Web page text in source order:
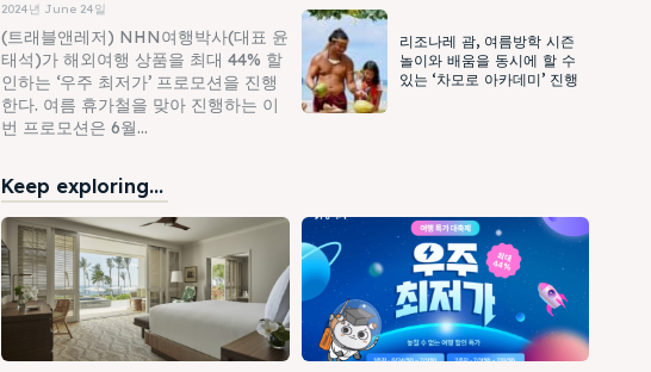
2024년 June 24일
(트래블앤레저) NHN여행박사(대표 윤
태석)가 해외여행 상품을 최대 44% 할
인하는 ‘우주 최저가’ 프로모션을 진행
한다. 여름 휴가철을 맞아 진행하는 이
번 프로모션은 6월...
리조나레 괌, 여름방학 시즌
놀이와 배움을 동시에 할 수
있는 ‘차모로 아카데미’ 진행
Keep exploring...